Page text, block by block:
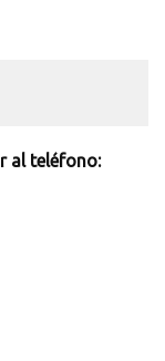
al teléfono: